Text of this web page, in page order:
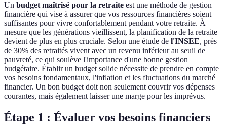
Un budget maîtrisé pour la retraite est une méthode de gestion
financière qui vise à assurer que vos ressources financières soient
suffisantes pour vivre confortablement pendant votre retraite. À
mesure que les générations vieillissent, la planification de la retraite
devient de plus en plus cruciale. Selon une étude de l'INSEE, près
de 30% des retraités vivent avec un revenu inférieur au seuil de
pauvreté, ce qui soulève l'importance d'une bonne gestion
budgétaire. Établir un budget solide nécessite de prendre en compte
vos besoins fondamentaux, l'inflation et les fluctuations du marché
financier. Un bon budget doit non seulement couvrir vos dépenses
courantes, mais également laisser une marge pour les imprévus.
Étape 1 : Évaluer vos besoins financiers